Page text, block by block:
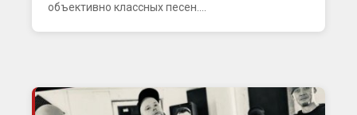
объективно классных песен....